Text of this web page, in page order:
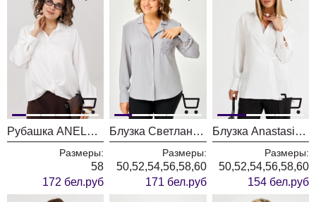
Рубашка ANELLI LAUREL 1663 перламутровая жемчужина
Размеры:
58
172 бел.руб
Блузка Светлана-Стиль 2168 серый
Размеры:
50,52,54,56,58,60
171 бел.руб
Блузка Anastasia 1342 белый
Размеры:
50,52,54,56,58,60
154 бел.руб